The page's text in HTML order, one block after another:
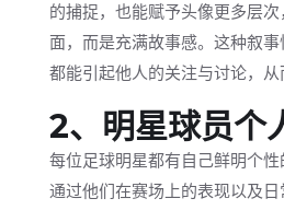
的捕捉，也能赋予头像更多层
面，而是充满故事感。这种叙
都能引起他人的关注与讨论，从
2、明星球员个
每位足球明星都有自己鲜明个
通过他们在赛场上的表现以及